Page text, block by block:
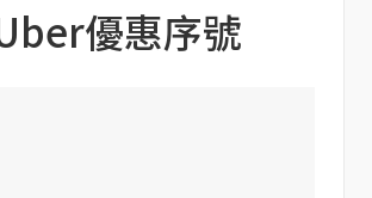
優惠序號